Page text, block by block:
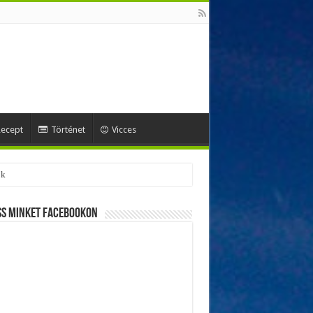
Történet Vicces
minket Facebookon